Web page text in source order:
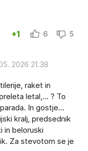
+1 6 5
2026 21.38
raket in
letal,... ? To
In gostje...
kralj, predsednik
in beloruski
Za stevotom se je